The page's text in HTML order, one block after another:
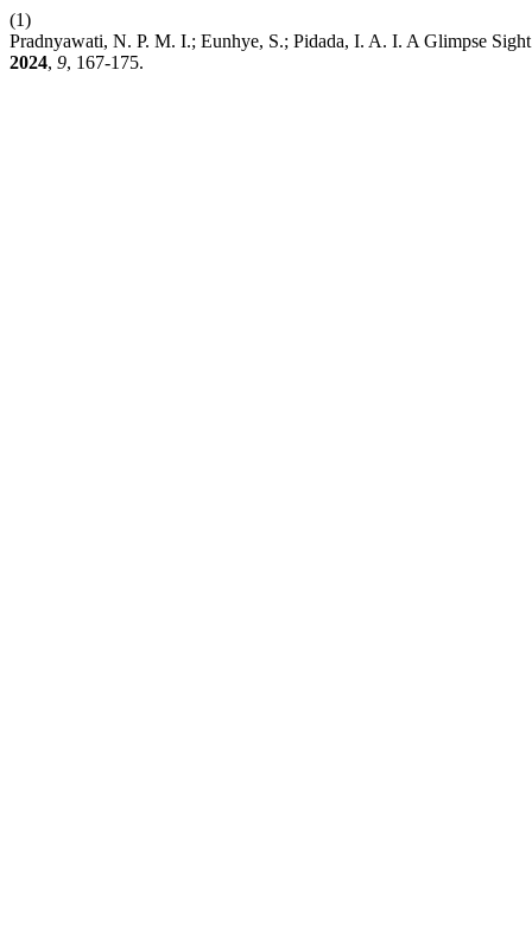
(1)
Pradnyawati, N. P. M. I.; Eunhye, S.; Pidada, I. A. I. A Glimpse
2024, 9, 167-175.